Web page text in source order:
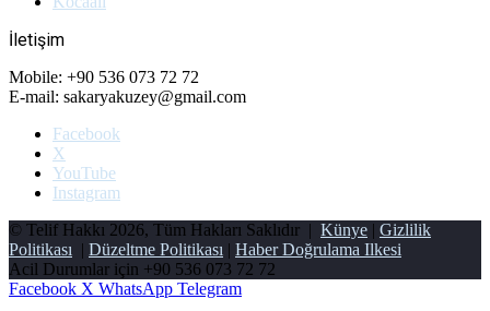
İletişim
Mobile: +90 536 073 72 72
E-mail: sakaryakuzey@gmail.com
Facebook
X
YouTube
Instagram
© Telif Hakkı 2026, Tüm Hakları Saklıdır | Künye
Gizlilik
Politikası
Düzeltme Politikası
Haber Doğrulama Ilkesi
Acil Durumlar için +90 536 073 72 72
Facebook X WhatsApp Telegram